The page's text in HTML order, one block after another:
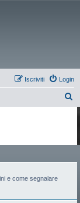
Login
Iscriviti
e come segnalare